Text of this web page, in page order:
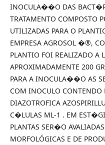
INOCULA��O DAS
TRATAMENTO COMPOSTO
UTILIZADAS PARA O
EMPRESA AGROSOL �®,
PLANTIO FOI REALIZADO A
APROXIMADAMENTE 200
PARA A INOCULA��O AS
COM INOCULO CONTENDO
DIAZOTROFICA
C�LULAS ML-1 . EM
PLANTAS SER�O
MORFOLÓGICAS E DE